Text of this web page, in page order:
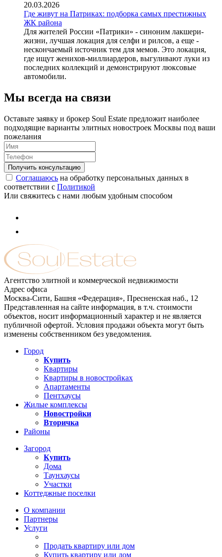
20.03.2026
Где живут на Патриках: подборка самых престижных
ЖК района
Для жителей России «Патрики» - синоним лакшери-
жизни, лучшая локация для селфи и рилсов, а еще -
нескончаемый источник тем для мемов. Это локация,
где ищут женихов-миллиардеров, выгуливают луки из
последних коллекций и демонстрируют люксовые
автомобили.
Мы всегда на связи
Оставьте заявку и брокер Soul Estate предложит наиболее
подходящие варианты элитных новостроек Москвы под ваши
пожелания
Соглашаюсь на обработку персональных данных в
соответствии с Политикой
Или свяжитесь с нами любым удобным способом
Агентство элитной и коммерческой недвижимости
Адрес офиса
Москва-Сити, Башня «Федерация», Пресненская наб., 12
Представленная на сайте информация, в т.ч. стоимости
объектов, носит информационный характер и не является
публичной офертой. Условия продажи объекта могут быть
изменены собственником без уведомления.
Город
Купить
Квартиры
Квартиры в новостройках
Апартаменты
Пентхаусы
Жилые комплексы
Новостройки
Вторичка
Районы
Загород
Купить
Дома
Таунхаусы
Участки
Коттеджные поселки
О компании
Партнеры
Услуги
Продать квартиру или дом
Купить квартиру или дом